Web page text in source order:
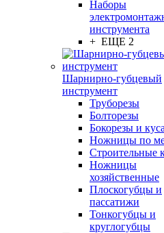
Наборы
инструмента
+ ЕЩЕ 2
Шарнирно-губцевый
инструмент
Труборезы
Болторезы
Бокорезы и
Ножницы по
Строительные
Ножницы
хозяйственные
Плоскогубцы и
пассатижи
Тонкогубцы и
круглогубцы